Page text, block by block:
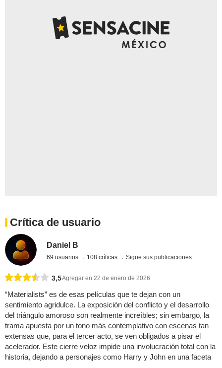
Crítica de usuario
Daniel B
69 usuarios 108 críticas Sigue sus publicaciones
3,5Agregar en 22 de enero de 2026
“Materialists” es de esas películas que te dejan con un
sentimiento agridulce. La exposición del conflicto y el desarrollo
del triángulo amoroso son realmente increíbles; sin embargo, la
trama apuesta por un tono más contemplativo con escenas tan
extensas que, para el tercer acto, se ven obligados a pisar el
acelerador. Este cierre veloz impide una involucración total con la
historia, dejando a personajes como Harry y John en una faceta